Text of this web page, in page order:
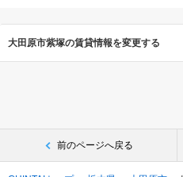
大田原市紫塚の賃貸情報を変更する
前のページへ戻る